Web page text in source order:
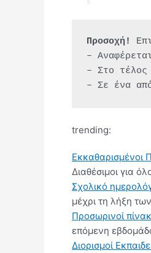
Προσοχή!
–
– Στο
– Σε ένα
trending:
Εκκαθαρισμένοι
Διαθέσιμοι για
Σχολικό
μέχρι τη λήξη
Προσωρινοί
επόμενη
Διορισμοί